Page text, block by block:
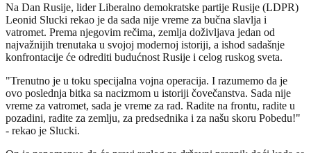
Na Dan Rusije, lider Liberalno demokratske partije Rusije (LDPR)
Leonid Slucki rekao je da sada nije vreme za bučna slavlja i
vatromet. Prema njegovim rečima, zemlja doživljava jedan od
najvažnijih trenutaka u svojoj modernoj istoriji, a ishod sadašnje
konfrontacije će odrediti budućnost Rusije i celog ruskog sveta.
"Trenutno je u toku specijalna vojna operacija. I razumemo da je
ovo poslednja bitka sa nacizmom u istoriji čovečanstva. Sada nije
vreme za vatromet, sada je vreme za rad. Radite na frontu, radite u
pozadini, radite za zemlju, za predsednika i za našu skoru Pobedu!"
- rekao je Slucki.